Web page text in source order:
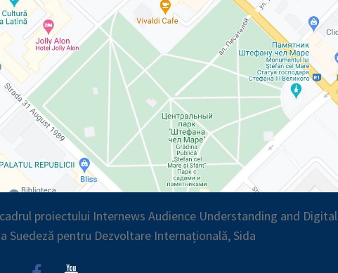
proiectului Internews Audience Understanding and Digital
Suedeză pentru Dezvoltare Internațională, Sida